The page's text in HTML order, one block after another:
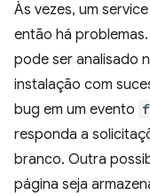
Às vezes, um
então há
pode ser analisado
instalação com
bug em um evento
responda a
branco. Outra
página seja